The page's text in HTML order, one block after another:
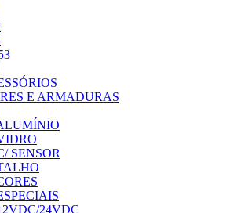
E ARMADURAS
SENSOR
24VDC